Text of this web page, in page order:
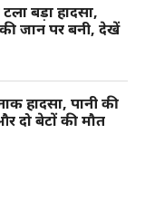
बड़ा हादसा,
जान पर बनी, देखें
हादसा, पानी की
दो बेटों की मौत